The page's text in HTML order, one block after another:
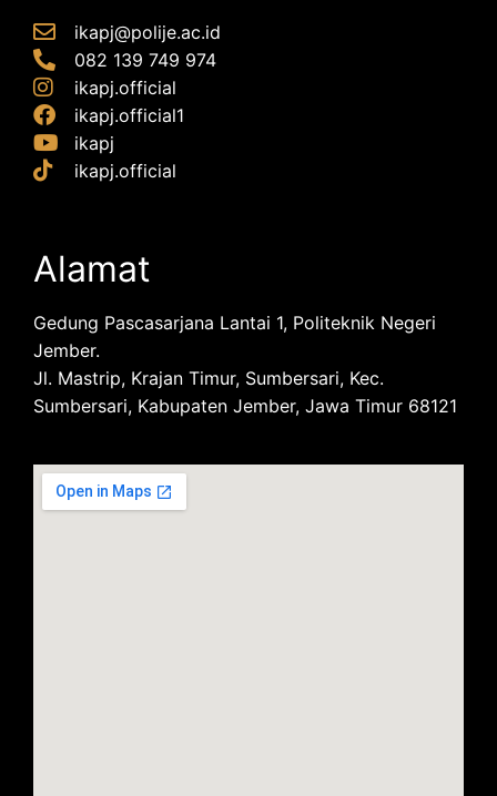
ikapj@polije.ac.id
082 139 749 974
ikapj.official
ikapj.official1
ikapj
ikapj.official
Alamat
Gedung Pascasarjana Lantai 1, Politeknik Negeri
Jember.
Jl. Mastrip, Krajan Timur, Sumbersari, Kec.
Sumbersari, Kabupaten Jember, Jawa Timur 68121